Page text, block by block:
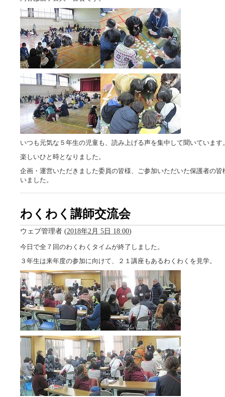
いつも元気な５年生の児童も、読み上げる声を集中して聞いています
楽しいひと時となりました。
企画・運営いただきました委員の皆様、ご参加いただいた保護者の皆
いました。
わくわく講師交流会
ウェブ管理者 (2018年2月 5日 18:00)
今日で全７回のわくわくタイムが終了しました。
３年生は来年度の参加に向けて、２１講座もあるわくわくを見学。